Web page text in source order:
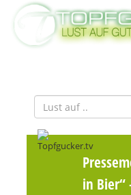
in Bier“